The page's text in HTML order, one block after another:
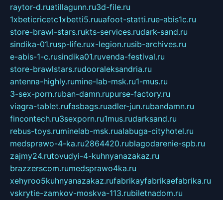
raytor-d.ruatillagunn.ru3d-file.ru
1xbeticricetc1xbetti5.ruuafoot-statti.rue-abis1c.ru
store-brawl-stars.rukts-services.rudark-sand.ru
sindika-01.rusp-life.rux-legion.rusib-archives.ru
e-abis-1-c.rusindika01.ruvenda-festival.ru
store-brawlstars.rudooraleksandria.ru
antenna-highly.rumine-lab-msk.ru1-mus.ru
3-sex-porn.ruban-damn.rupurse-factory.ru
viagra-tablet.rufasbags.ruadler-jun.rubandamn.ru
fincontech.ru3sexporn.ru1mus.rudarksand.ru
rebus-toys.ruminelab-msk.rualabuga-cityhotel.ru
medsprawo-4-ka.ru2864420.rublagodarenie-spb.ru
zajmy24.rutovudyi-4-kuhnyanazakaz.ru
brazzerscom.rumedsprawo4ka.ru
xehyroo5kuhnyanazakaz.rufabrikayfabrikaefabrika.ru
vskrytie-zamkov-moskva-113.rubiletnadom.ru